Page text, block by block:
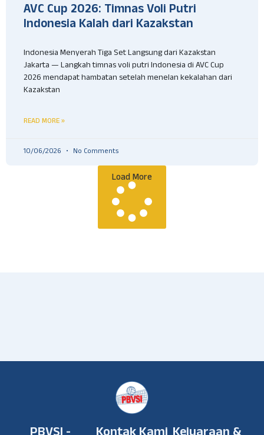
AVC Cup 2026: Timnas Voli Putri
Indonesia Kalah dari Kazakstan
Indonesia Menyerah Tiga Set Langsung dari Kazakstan
Jakarta — Langkah timnas voli putri Indonesia di AVC Cup
2026 mendapat hambatan setelah menelan kekalahan dari
Kazakstan
READ MORE »
10/06/2026 No Comments
Load More